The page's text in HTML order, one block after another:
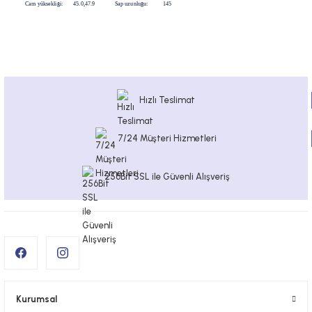
Cam yüksekliği: 45.0,47.9 Sap uzunluğu: 145
Hızlı Teslimat
7/24 Müşteri Hizmetleri
256Bit SSL ile Güvenli Alışveriş
Kurumsal